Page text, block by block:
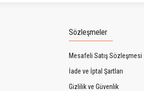
Sözleşmeler
Mesafeli Satış Sözleşmesi
İade ve İptal Şartları
Gizlilik ve Güvenlik